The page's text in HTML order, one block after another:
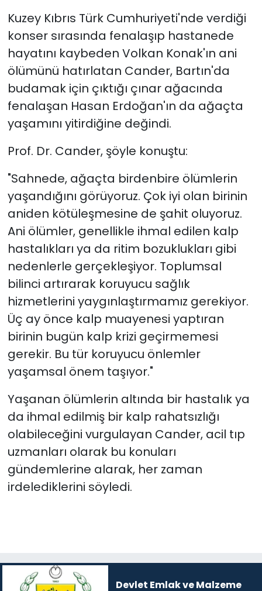
Kuzey Kıbrıs Türk Cumhuriyeti'nde verdiği
konser sırasında fenalaşıp hastanede
hayatını kaybeden Volkan Konak'ın ani
ölümünü hatırlatan Cander, Bartın'da
budamak için çıktığı çınar ağacında
fenalaşan Hasan Erdoğan'ın da ağaçta
yaşamını yitirdiğine değindi.
Prof. Dr. Cander, şöyle konuştu:
"Sahnede, ağaçta birdenbire ölümlerin
yaşandığını görüyoruz. Çok iyi olan birinin
aniden kötüleşmesine de şahit oluyoruz.
Ani ölümler, genellikle ihmal edilen kalp
hastalıkları ya da ritim bozuklukları gibi
nedenlerle gerçekleşiyor. Toplumsal
bilinci artırarak koruyucu sağlık
hizmetlerini yaygınlaştırmamız gerekiyor.
Üç ay önce kalp muayenesi yaptıran
birinin bugün kalp krizi geçirmemesi
gerekir. Bu tür koruyucu önlemler
yaşamsal önem taşıyor."
Yaşanan ölümlerin altında bir hastalık ya
da ihmal edilmiş bir kalp rahatsızlığı
olabileceğini vurgulayan Cander, acil tıp
uzmanları olarak bu konuları
gündemlerine alarak, her zaman
irdelediklerini söyledi.
Devlet Emlak ve Malzeme